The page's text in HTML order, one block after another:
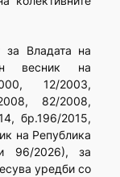
Владата на
весник на
12/2003,
82/2008,
бр.196/2015,
на Република
96/2026), за
уредби со